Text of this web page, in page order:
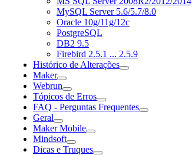
MySQL Server 5.6/5.7/8.0
Oracle 10g/11g/12c
PostgreSQL
DB2 9.5
Firebird 2.5.1 ... 2.5.9
Histórico de Alterações
Maker
Webrun
Tópicos de Erros
FAQ - Perguntas Frequentes
Geral
Maker Mobile
Mindsoft
Dicas e Truques